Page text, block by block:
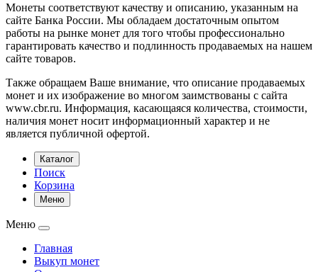
Монеты соответствуют качеству и описанию, указанным на
сайте Банка России. Мы обладаем достаточным опытом
работы на рынке монет для того чтобы профессионально
гарантировать качество и подлинность продаваемых на нашем
сайте товаров.
Также обращаем Ваше внимание, что описание продаваемых
монет и их изображение во многом заимствованы с сайта
www.cbr.ru. Информация, касающаяся количества, стоимости,
наличия монет носит информационный характер и не
является публичной офертой.
Каталог
Поиск
Корзина
Меню
Меню
Главная
Выкуп монет